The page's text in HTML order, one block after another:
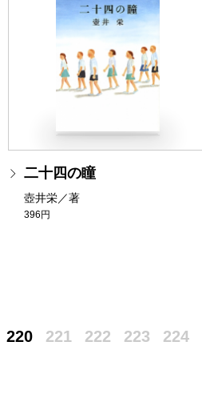
二十四の瞳
壺井栄／著
396円
220 221 222 223 224